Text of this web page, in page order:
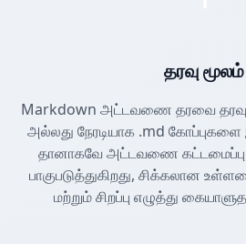
தரவு மூலம்
Markdown அட்டவணை தரவை தரவு
அல்லது நேரடியாக .md கோப்புகளை
தானாகவே அட்டவணை கட்டமைப்பு
பாகுபடுத்துகிறது, சிக்கலான
மற்றும் சிறப்பு எழுத்து